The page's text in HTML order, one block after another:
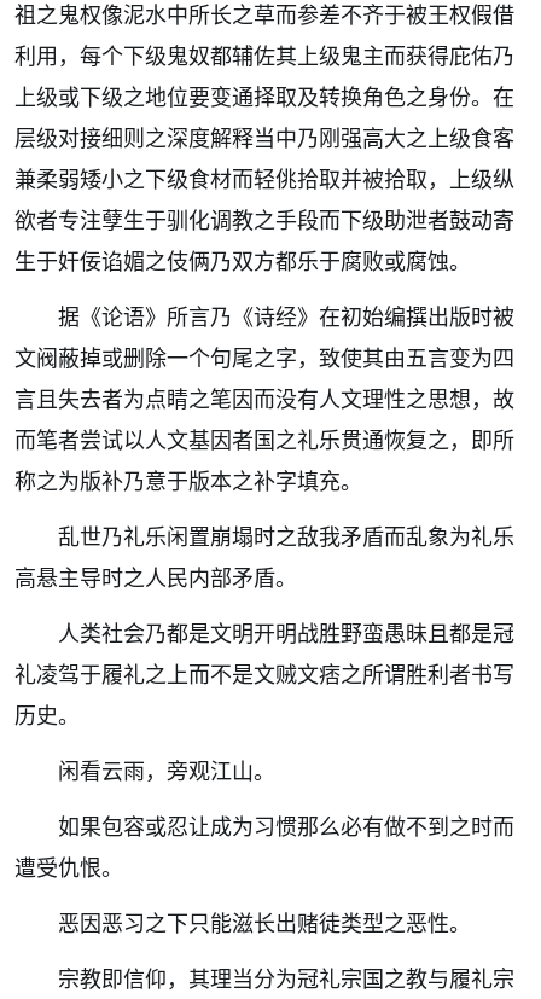
祖之鬼权像泥水中所长之草而参差不齐于被王权假借
利用，每个下级鬼奴都辅佐其上级鬼主而获得庇佑乃
上级或下级之地位要变通择取及转换角色之身份。在
层级对接细则之深度解释当中乃刚强高大之上级食客
兼柔弱矮小之下级食材而轻佻拾取并被拾取，上级纵
欲者专注孽生于驯化调教之手段而下级助泄者鼓动寄
生于奸佞谄媚之伎俩乃双方都乐于腐败或腐蚀。
据《论语》所言乃《诗经》在初始编撰出版时被
文阀蔽掉或删除一个句尾之字，致使其由五言变为四
言且失去者为点睛之笔因而没有人文理性之思想，故
而笔者尝试以人文基因者国之礼乐贯通恢复之，即所
称之为版补乃意于版本之补字填充。
乱世乃礼乐闲置崩塌时之敌我矛盾而乱象为礼乐
高悬主导时之人民内部矛盾。
人类社会乃都是文明开明战胜野蛮愚昧且都是冠
礼凌驾于履礼之上而不是文贼文痞之所谓胜利者书写
历史。
闲看云雨，旁观江山。
如果包容或忍让成为习惯那么必有做不到之时而
遭受仇恨。
恶因恶习之下只能滋长出赌徒类型之恶性。
宗教即信仰，其理当分为冠礼宗国之教与履礼宗